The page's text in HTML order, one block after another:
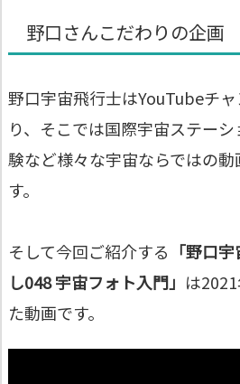
野口さんこだわりの企画
野口宇宙飛行士はYouTubeチ
り、そこでは国際宇宙ステー
験など様々な宇宙ならではの
す。
そして今回ご紹介する 「野口
し048 宇宙フォト入門」 は
た動画です。